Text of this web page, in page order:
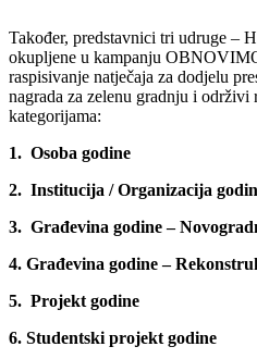
Također, predstavnici tri udruge –
okupljene u kampanju
raspisivanje natječaja za dodjelu
nagrada za zelenu gradnju i
kategorijama:
1. Osoba godine
2. Institucija / Organizacija
3. Građevina godine –
4. Građevina godine –
5. Projekt godine
6. Studentski projekt godine